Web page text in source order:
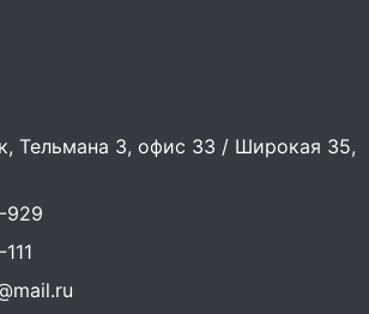
Тельмана 3, офис 33 / Широкая 35,
929